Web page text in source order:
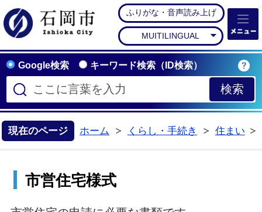
石岡市公式ホームペー
ふりがな・音声読み上げ
MUITILINGUAL
Google検索 キーワード検索（ID検索）
現在のページ ホーム
くらし・手続き
住まい
市営住宅様式